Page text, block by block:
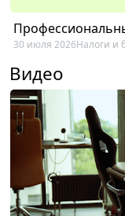
30 июля 2026Налоги и
Видео